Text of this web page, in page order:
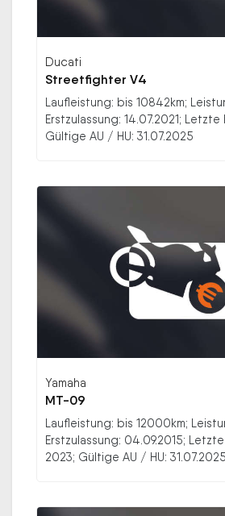
Ducati
Streetfighter V4
Laufleistung: bis 10842km;
Erstzulassung: 14.07.2021;
Gültige AU / HU: 31.07.2025
Yamaha
MT-09
Laufleistung: bis 12000km;
Erstzulassung: 04.09.2015;
2023; Gültige AU / HU: 31.07.2025